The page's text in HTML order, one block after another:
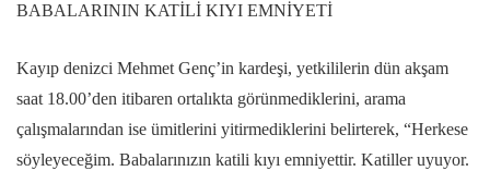
BABALARININ KATİLİ KIYI EMNİYETİ
Kayıp denizci Mehmet Genç’in kardeşi, yetkililerin dün akşam
saat 18.00’den itibaren ortalıkta görünmediklerini, arama
çalışmalarından ise ümitlerini yitirmediklerini belirterek, “Herkese
söyleyeceğim. Babalarınızın katili kıyı emniyettir. Katiller uyuyor.